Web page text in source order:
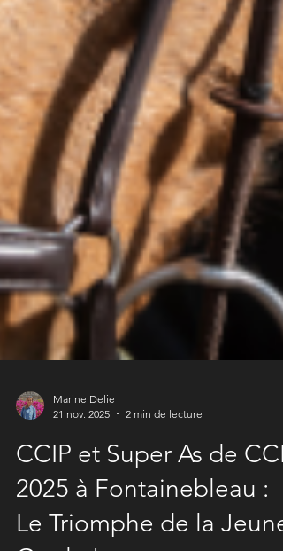
Marine Delie
21 nov. 2025
2 min de lecture
CCIP et Super As de CCE